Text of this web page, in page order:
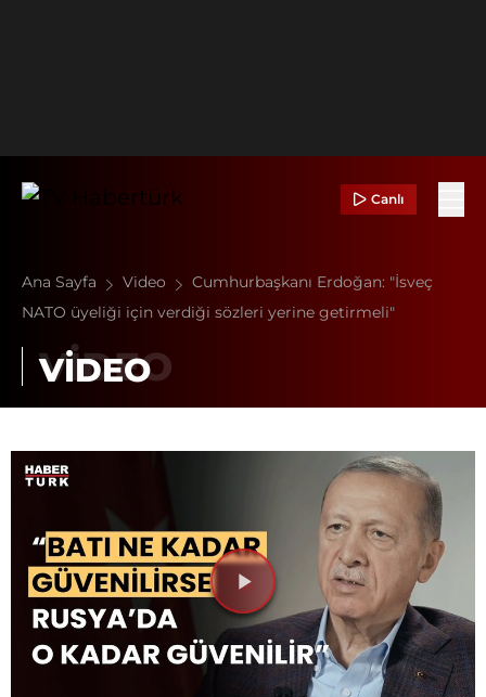
Canlı
Ana Sayfa Video
Cumhurbaşkanı Erdoğan: "İsveç
NATO üyeliği için verdiği sözleri yerine getirmeli"
VİDEO
Videoyu
Oynat